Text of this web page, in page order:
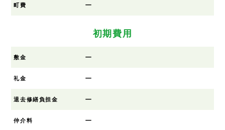
町費 ー
初期費用
敷金 ー
礼金 ー
退去修繕負担金 ー
仲介料 ー